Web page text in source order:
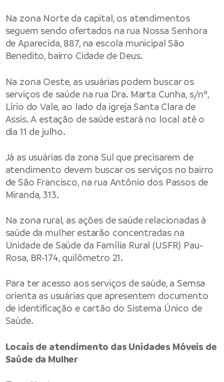
Na zona Norte da capital, os atendimentos
seguem sendo ofertados na rua Nossa Senhora
de Aparecida, 887, na escola municipal São
Benedito, bairro Cidade de Deus.
Na zona Oeste, as usuárias podem buscar os
serviços de saúde na rua Dra. Marta Cunha, s/nº,
Lírio do Vale, ao lado da igreja Santa Clara de
Assis. A estação de saúde estará no local até o
dia 11 de julho.
Já as usuárias da zona Sul que precisarem de
atendimento devem buscar os serviços no bairro
de São Francisco, na rua Antônio dos Passos de
Miranda, 313.
Na zona rural, as ações de saúde relacionadas à
saúde da mulher estarão concentradas na
Unidade de Saúde da Família Rural (USFR) Pau-
Rosa, BR-174, quilômetro 21.
Para ter acesso aos serviços de saúde, a Semsa
orienta as usuárias que apresentem documento
de identificação e cartão do Sistema Único de
Saúde.
Locais de atendimento das Unidades Móveis de
Saúde da Mulher